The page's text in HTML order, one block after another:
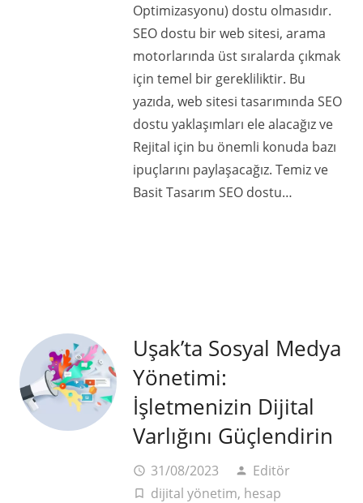
Optimizasyonu) dostu olmasıdır.
SEO dostu bir web sitesi, arama
motorlarında üst sıralarda çıkmak
için temel bir gerekliliktir. Bu
yazıda, web sitesi tasarımında SEO
dostu yaklaşımları ele alacağız ve
Rejital için bu önemli konuda bazı
ipuçlarını paylaşacağız. Temiz ve
Basit Tasarım SEO dostu…
Uşak’ta Sosyal Medya
Yönetimi:
İşletmenizin Dijital
Varlığını Güçlendirin
access_time 31/08/2023 person Editör
turned_in_not dijital yönetim, hesap